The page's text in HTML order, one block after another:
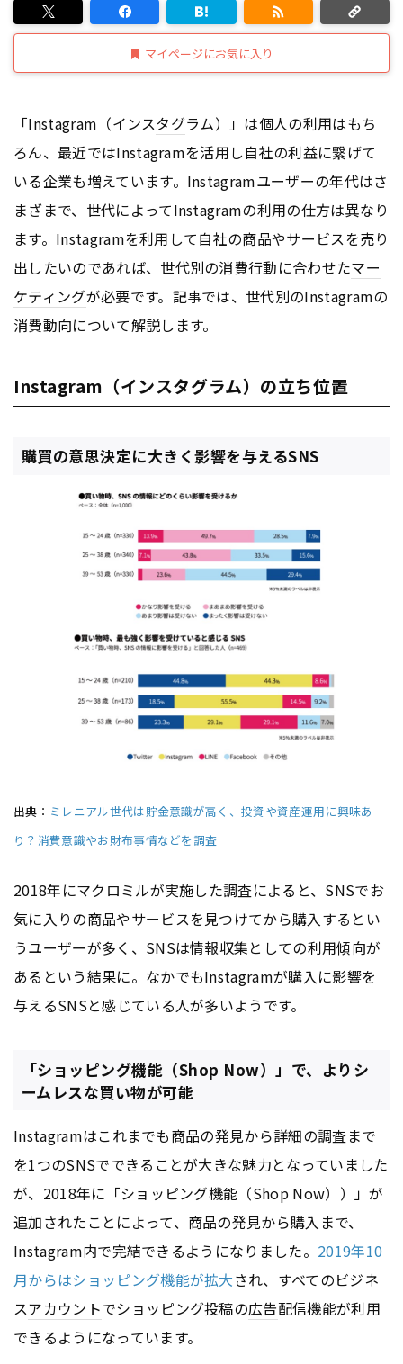
マイページにお気に入り
「Instagram（インスタグラム）」は個人の利用はもち
ろん、最近ではInstagramを活用し自社の利益に繋げて
いる企業も増えています。Instagramユーザーの年代はさ
まざまで、世代によってInstagramの利用の仕方は異なり
ます。Instagramを利用して自社の商品やサービスを売り
出したいのであれば、世代別の消費行動に合わせたマー
ケティングが必要です。記事では、世代別のInstagramの
消費動向について解説します。
Instagram（インスタグラム）の立ち位置
購買の意思決定に大きく影響を与えるSNS
出典： ミレニアル世代は貯金意識が高く、投資や資産運用に興味あ
り？消費意識やお財布事情などを調査
2018年にマクロミルが実施した調査によると、SNSでお
気に入りの商品やサービスを見つけてから購入するとい
うユーザーが多く、SNSは情報収集としての利用傾向が
あるという結果に。なかでもInstagramが購入に影響を
与えるSNSと感じている人が多いようです。
「ショッピング機能（Shop Now）」で、よりシ
ームレスな買い物が可能
Instagramはこれまでも商品の発見から詳細の調査まで
を1つのSNSでできることが大きな魅力となっていました
が、2018年に「ショッピング機能（Shop Now））」が
追加されたことによって、商品の発見から購入まで、
Instagram内で完結できるようになりました。 2019年10
月からはショッピング機能が拡大され、すべてのビジネ
スアカウントでショッピング投稿の広告配信機能が利用
できるようになっています。